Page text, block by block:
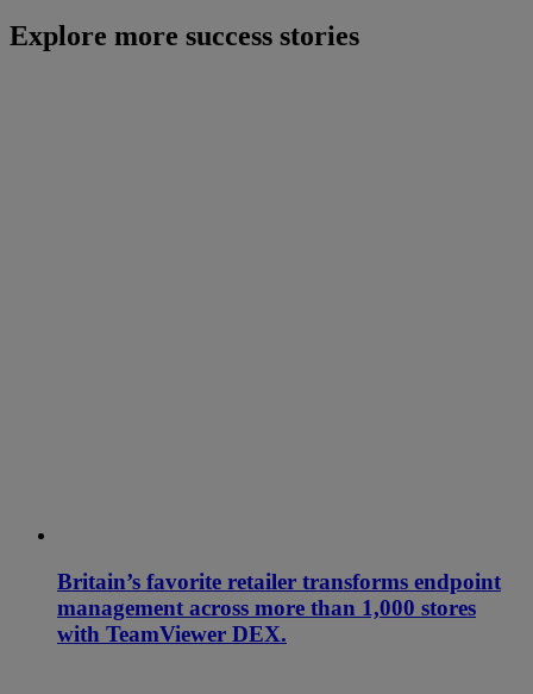
Explore more success stories
Britain’s favorite retailer transforms endpoint
management across more than 1,000 stores
with TeamViewer DEX.